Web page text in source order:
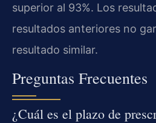
superior al 93%. Los
resultados anteriores no
resultado similar.
Preguntas Frecuentes
¿Cuál es el plazo de